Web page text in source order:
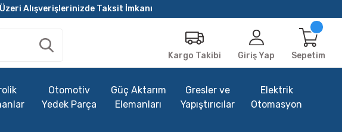
Alışverişlerinizde Taksit İmkanı
Kargo Takibi Giriş Yap Sepetim
Otomotiv
Yedek Parça
Güç Aktarım
Elemanları
Gresler ve
Yapıştırıcılar
Elektrik
Otomasyon